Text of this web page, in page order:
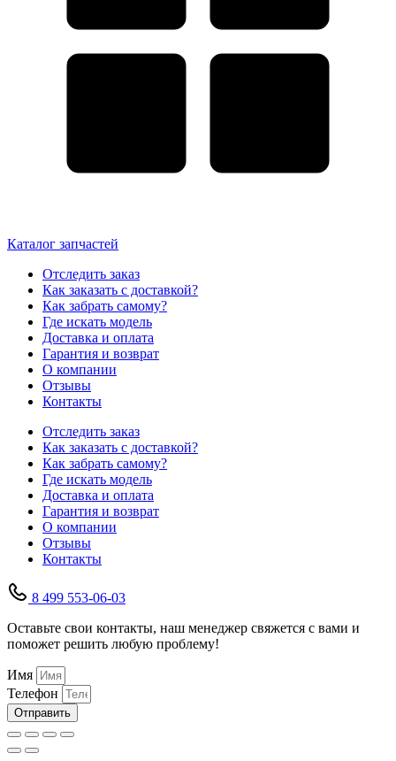
Каталог запчастей
Отследить заказ
Как заказать с доставкой?
Как забрать самому?
Где искать модель
Доставка и оплата
Гарантия и возврат
О компании
Отзывы
Контакты
Отследить заказ
Как заказать с доставкой?
Как забрать самому?
Где искать модель
Доставка и оплата
Гарантия и возврат
О компании
Отзывы
Контакты
8 499 553-06-03
Оставьте свои контакты, наш менеджер свяжется с вами и
поможет решить любую проблему!
Имя
Телефон
Отправить